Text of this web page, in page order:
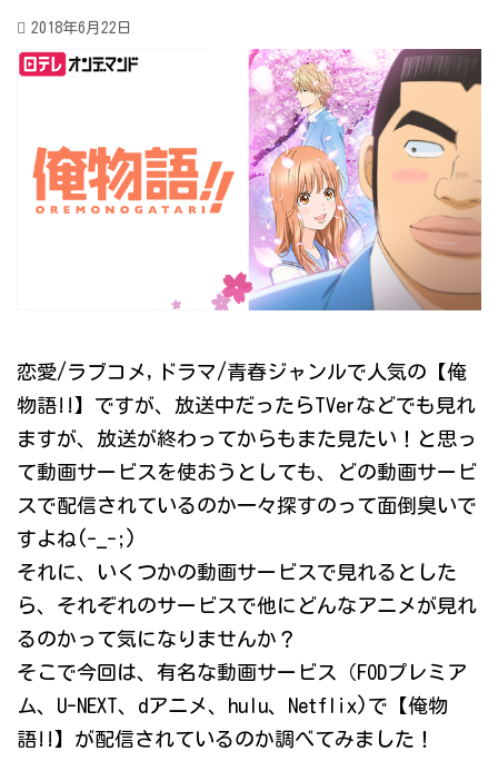
2018年6月22日
恋愛/ラブコメ,ドラマ/青春ジャンルで人気の【俺
物語!!】ですが、放送中だったらTVerなどでも見れ
ますが、放送が終わってからもまた見たい！と思っ
て動画サービスを使おうとしても、どの動画サービ
スで配信されているのか一々探すのって面倒臭いで
すよね(-_-;)
それに、いくつかの動画サービスで見れるとした
ら、それぞれのサービスで他にどんなアニメが見れ
るのかって気になりませんか？
そこで今回は、有名な動画サービス（FODプレミア
ム、U-NEXT、dアニメ、hulu、Netflix)で【俺物
語!!】が配信されているのか調べてみました！